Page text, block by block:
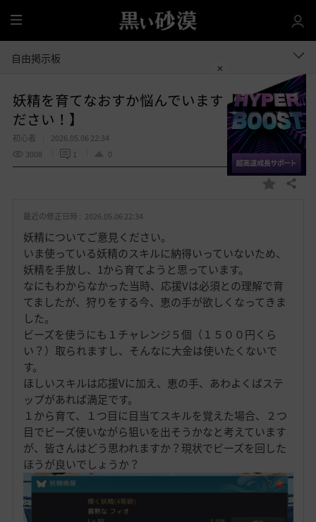
全
体
自由掲示板
妖精を育てなおすか悩んでいます【ご意見く
ださい！】
初心者
2026.05.06 22:34
3008
1 0
お
り
共有する
最近の修正日時 : 2026.05.06 22:34
妖精についてご意見ください。
いま使っている妖精のスキルに納得いっていないため、
妖精を手放し、1から育てようと思っています。
なにもわからなかった当時、応援Vは必須との理解で育
てましたが、狩りをする今、恵の手が欲しくなってきま
した。
ビーズを使うにも１チャレンジ５個（１５００円くら
い？）取られますし、そんなに大金は使いたくないで
す。
ほしいスキルは応援Vに加え、恵の手、あわよくばステ
ップがあれば満足です。
１から育て、１つ目に目当てスキルを覚えた場合、２つ
目でビーズ使いながら狙いを出そうかなと考えています
が、皆さんはどう思われますか？現状でビーズを回した
ほうが良いでしょうか？